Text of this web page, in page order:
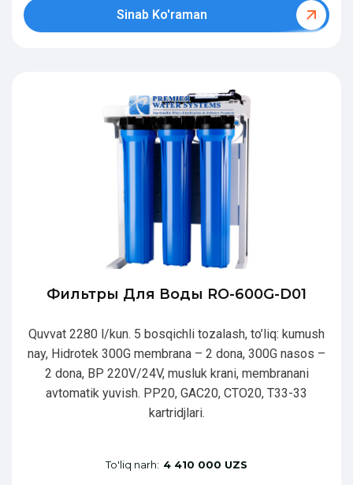
Sinab Ko'raman
Фильтры Для Воды RO-600G-D01
Quvvat 2280 l/kun. 5 bosqichli tozalash, to’liq: kumush
nay, Hidrotek 300G membrana – 2 dona, 300G nasos –
2 dona, BP 220V/24V, musluk krani, membranani
avtomatik yuvish. PP20, GAC20, CTO20, T33-33
kartridjlari.
To'liq narh: 4 410 000 UZS